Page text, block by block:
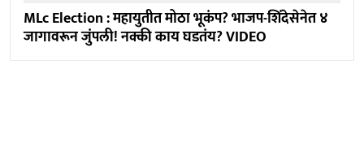
MLc Election : महायुतीत मोठा भूकंप? भाजप-शिंदेसेनेत ४
जागावरून जुंपली! नक्की काय घडतंय? VIDEO